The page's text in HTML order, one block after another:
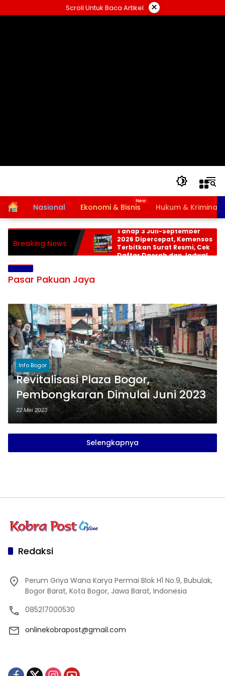
ke
Scroll Untuk Baca Artikel ×
HomeNasional Ekonomi & Bisnis Hukum & Kriminal
Breaking News
Bansos PKH dan BPNT
Tahap 3 Juli-September
2026 Dipercepat, Kemensos
Terbitkan Surat Resmi, Cek
Daftar Daerah dan Jadwal
Pasar Pakuan Jaya
Info Bogor
Revitalisasi Plaza Bogor,
Pembongkaran Dimulai Juni 2023
22 Mei 2023
Selengkapnya
Redaksi
Perum Griya Wana Karya Permai Blok H1 No.9, Bubulak,
Bogor Barat, Kota Bogor, Jawa Barat, Indonesia
085217000530
onlinekobrapost@gmail.com